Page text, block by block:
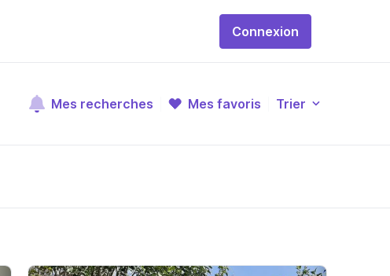
Connexion
Mes recherches Mes favoris Trier